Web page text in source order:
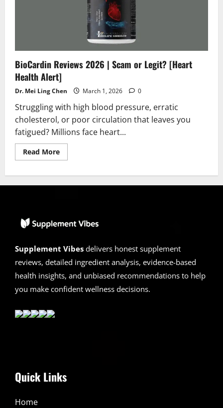
BioCardin Reviews 2026 | Scam or Legit? [Heart
Health Alert]
Dr. Mei Ling Chen March 1, 2026 0
Struggling with high blood pressure, erratic
cholesterol, or poor circulation that leaves you
fatigued? Millions face heart...
Read MoreRead
more
2026
[Heart
Health
Supplement Vibes delivers honest supplement
reviews, detailed ingredient analysis, evidence-based
health insights, and unbiased recommendations to help
you make confident wellness decisions.
Quick Links
Home